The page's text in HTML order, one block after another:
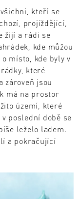
kteří se
projíždějící,
žijí a rádi se
kde můžou
místo, kde byly v
které
zároveň jsou
má na prostor
území, které
poslední době se
leželo ladem.
a pokračující